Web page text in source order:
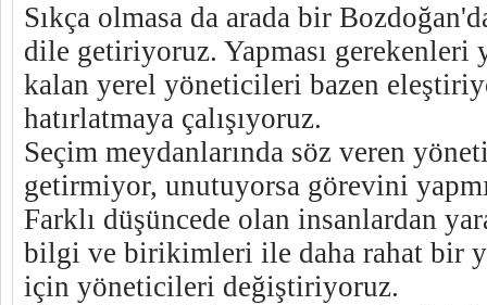
Sıkça olmasa da arada bir
dile getiriyoruz. Yapması gerekenleri
kalan yerel yöneticileri bazen
hatırlatmaya çalışıyoruz.
Seçim meydanlarında söz veren
getirmiyor, unutuyorsa görevini
Farklı düşüncede olan insanlardan
bilgi ve birikimleri ile daha rahat bir
için yöneticileri değiştiriyoruz.